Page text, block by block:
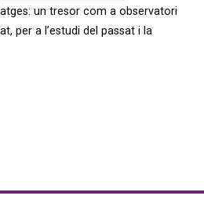
un tresor com a observatori
per a l’estudi del passat i la